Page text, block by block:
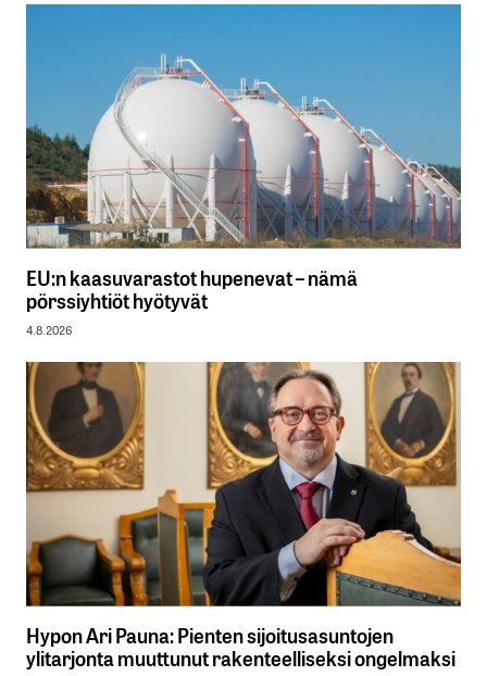
EU:n kaasuvarastot hupenevat – nämä
pörssiyhtiöt hyötyvät
4.8.2026
Hypon Ari Pauna: Pienten sijoitusasuntojen
ylitarjonta muuttunut rakenteelliseksi ongelmaksi